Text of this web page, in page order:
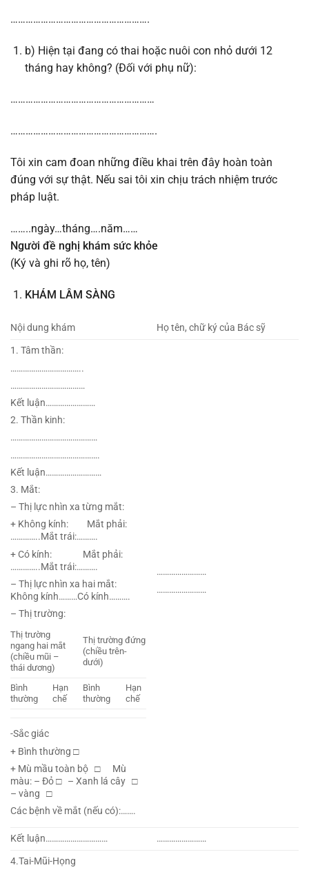
……………………………………………….
b) Hiện tại đang có thai hoặc nuôi con nhỏ dưới 12
tháng hay không? (Đối với phụ nữ):
…………………………………………………
………………………………………………….
Tôi xin cam đoan những điều khai trên đây hoàn toàn
đúng với sự thật. Nếu sai tôi xin chịu trách nhiệm trước
pháp luật.
……..ngày…tháng….năm……
Người đề nghị khám sức khỏe
(Ký và ghi rõ họ, tên)
KHÁM LÂM SÀNG
Nội dung khám
Họ tên, chữ ký của Bác sỹ
1. Tâm thần:
……………………………..
………………………………
Kết luận……………………
2. Thần kinh:
……………………………………
…………………………………….
Kết luận………………………
3. Mắt:
– Thị lực nhìn xa từng mắt:
+ Không kính: Mắt phải:
…………..Mắt trái:……….
+ Có kính: Mắt phải:
…………..Mắt trái:……….
– Thị lực nhìn xa hai mắt:
Không kính………Có kính……….
– Thị trường:
Thị trường
ngang hai mắt
(chiều mũi –
thái dương)
Thị trường đứng
(chiều trên-
dưới)
Bình
thường
Hạn
chế
Bình
thường
Hạn
chế
-Sắc giác
+ Bình thường □
+ Mù mầu toàn bộ □ Mù
màu: – Đỏ □ – Xanh lá cây □
– vàng □
Các bệnh về mắt (nếu có):…….
……………………
……………………
Kết luận…………………………
……………………
4.Tai-Mũi-Họng